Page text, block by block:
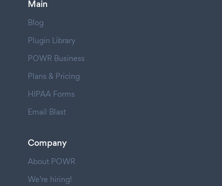
Main
Blog
Plugin Library
POWR Business
Plans & Pricing
HIPAA Forms
Email Blast
Company
About POWR
We're hiring!